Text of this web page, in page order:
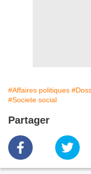
#Affaires politiques
#Societe social
Partager